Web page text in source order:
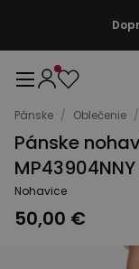
Pánske / Oblečenie /
Pánske
Nohavice
50,00 €